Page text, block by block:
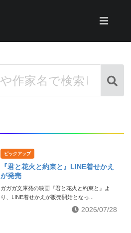
ピックアップ
『君と花火と約束と』LINE着せかえ
が発売
ガガガ文庫発の映画『君と花火と約束と』よ
り、LINE着せかえが販売開始となっ...
2026/07/28